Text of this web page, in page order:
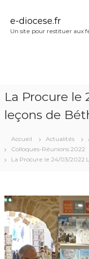
e-diocese.fr
Un site pour restituer aux
La Procure le
leçons de
Accueil Actualités
Colloques-Réunions 2022
La Procure le 24/03/2022